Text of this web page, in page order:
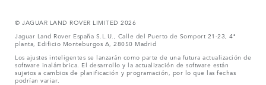
© JAGUAR LAND ROVER LIMITED 2026
Jaguar Land Rover España S.L.U., Calle del Puerto de Somport 21-23, 4ª
planta, Edificio Monteburgos A, 28050 Madrid
Los ajustes inteligentes se lanzarán como parte de una futura actualización de
software inalámbrica. El desarrollo y la actualización de software están
sujetos a cambios de planificación y programación, por lo que las fechas
podrían variar.